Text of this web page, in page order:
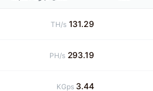
131.29
TH/s
293.19
PH/s
3.44
KGps